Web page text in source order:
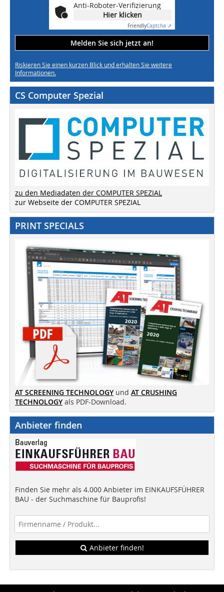
Anti-Roboter-Verifizierung
Hier klicken
FriendlyCaptcha ⇗
Melden Sie sich jetzt an!
Riskieren Sie einen kurzen Blick und erhalten Sie weitere
Informationen.
CS Computer Spezial
zu den Mediadaten der COMPUTER SPEZIAL
zur Webseite der COMPUTER SPEZIAL
PRINT SPECIALS
AT SCREENING TECHNOLOGY und AT CRUSHING
TECHNOLOGY als PDF-Download.
Anbieter finden
Finden Sie mehr als 4.000 Anbieter im EINKAUFSFÜHRER
BAU - der Suchmaschine für Bauprofis!
Anbieter finden!